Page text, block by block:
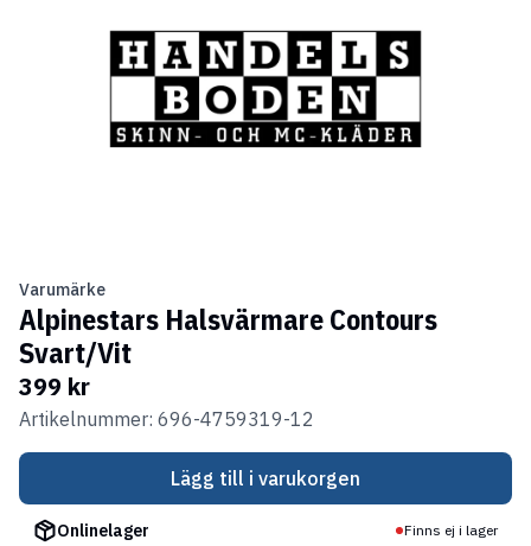
Varumärke
Alpinestars Halsvärmare Contours
Svart/Vit
399 kr
Artikelnummer: 696-4759319-12
Lägg till i varukorgen
Onlinelager Finns ej i lager